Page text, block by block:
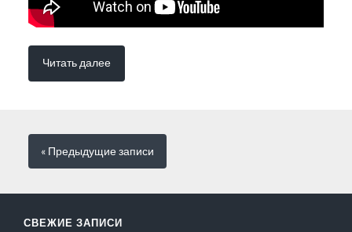
Читать далее
« Предыдущиезаписи
СВЕЖИЕ ЗАПИСИ